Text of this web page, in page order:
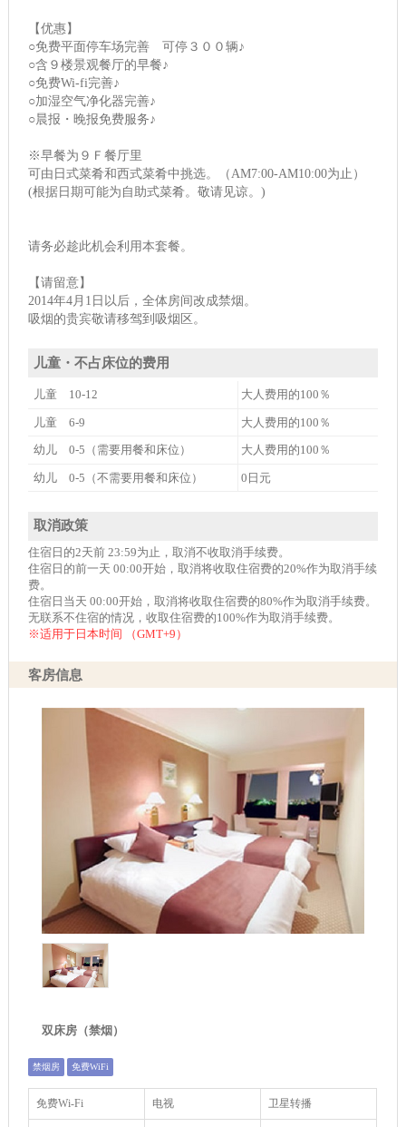
【优惠】
○免费平面停车场完善 可停３００辆♪
○含９楼景观餐厅的早餐♪
○免费Wi-fi完善♪
○加湿空气净化器完善♪
○晨报・晚报免费服务♪
※早餐为９Ｆ餐厅里
可由日式菜肴和西式菜肴中挑选。（AM7:00-AM10:00为止）
(根据日期可能为自助式菜肴。敬请见谅。)
请务必趁此机会利用本套餐。
【请留意】
2014年4月1日以后，全体房间改成禁烟。
吸烟的贵宾敬请移驾到吸烟区。
儿童・不占床位的费用
儿童 10-12 大人费用的100％
儿童 6-9 大人费用的100％
幼儿 0-5（需要用餐和床位） 大人费用的100％
幼儿 0-5（不需要用餐和床位） 0日元
取消政策
住宿日的2天前 23:59为止，取消不收取消手续费。
住宿日的前一天 00:00开始，取消将收取住宿费的20%作为取消手续
费。
住宿日当天 00:00开始，取消将收取住宿费的80%作为取消手续费。
无联系不住宿的情况，收取住宿费的100%作为取消手续费。
※适用于日本时间 （GMT+9）
客房信息
双床房（禁烟）
禁烟房 免费WiFi
免费Wi-Fi 电视 卫星转播